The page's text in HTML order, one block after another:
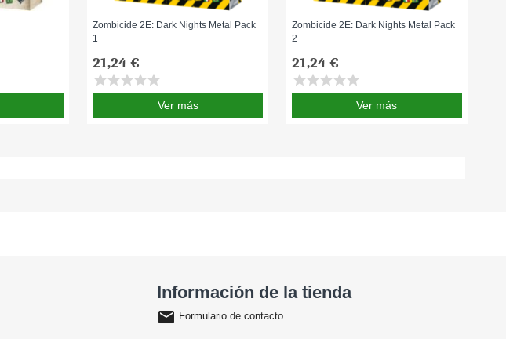
Zombicide 2E: Dark Nights Metal Pack
1
21,24 €
starstarstarstarstar
Ver más
Zombicide 2E: Dark Nights Metal Pack
2
21,24 €
starstarstarstarstar
Ver más
Información de la tienda
email Formulario de contacto